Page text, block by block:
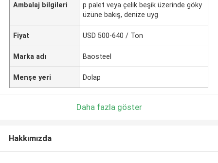
Ambalaj bilgileri
p palet veya çelik beşik üzerinde göky
üzüne bakış, denize uyg
Fiyat USD 500-640 / Ton
Marka adı Baosteel
Menşe yeri Dolap
Daha fazla göster
Hakkımızda